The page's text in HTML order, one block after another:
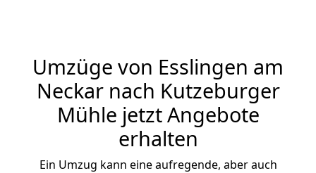
Umzüge von Esslingen am
Neckar nach Kutzeburger
Mühle jetzt Angebote
erhalten
Ein Umzug kann eine aufregende, aber auch